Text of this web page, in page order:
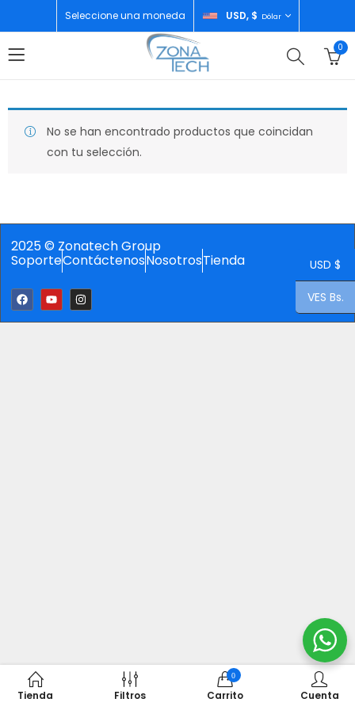
Seleccione una moneda USD, $ Dólar
0
No se han encontrado productos que coincidan
con tu selección.
2025 © Zonatech Group
SoporteContáctenosNosotrosTienda
Tienda Filtros
0
Carrito Cuenta
USD $
VES Bs.